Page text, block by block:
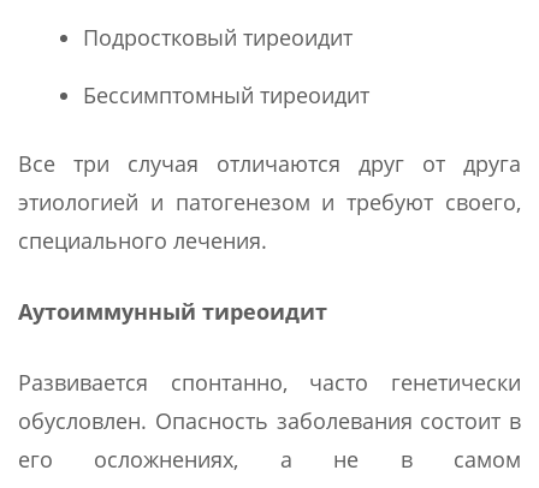
Подростковый тиреоидит
Бессимптомный тиреоидит
Все три случая отличаются друг от друга
этиологией и патогенезом и требуют своего,
специального лечения.
Аутоиммунный тиреоидит
Развивается спонтанно, часто генетически
обусловлен. Опасность заболевания состоит в
его осложнениях, а не в самом